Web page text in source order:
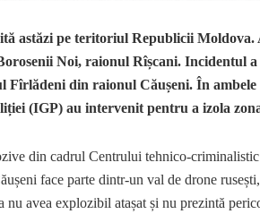
astăzi pe teritoriul Republicii
Noi, raionul Rîșcani. Incidentul
Fîrlădeni din raionul Căușeni. În ambele
(IGP) au intervenit pentru a izola
din cadrul Centrului tehnico-
face parte dintr-un val de drone
nu avea explozibil atașat și nu prezintă